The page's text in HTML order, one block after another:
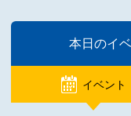
本日のイ
イベント